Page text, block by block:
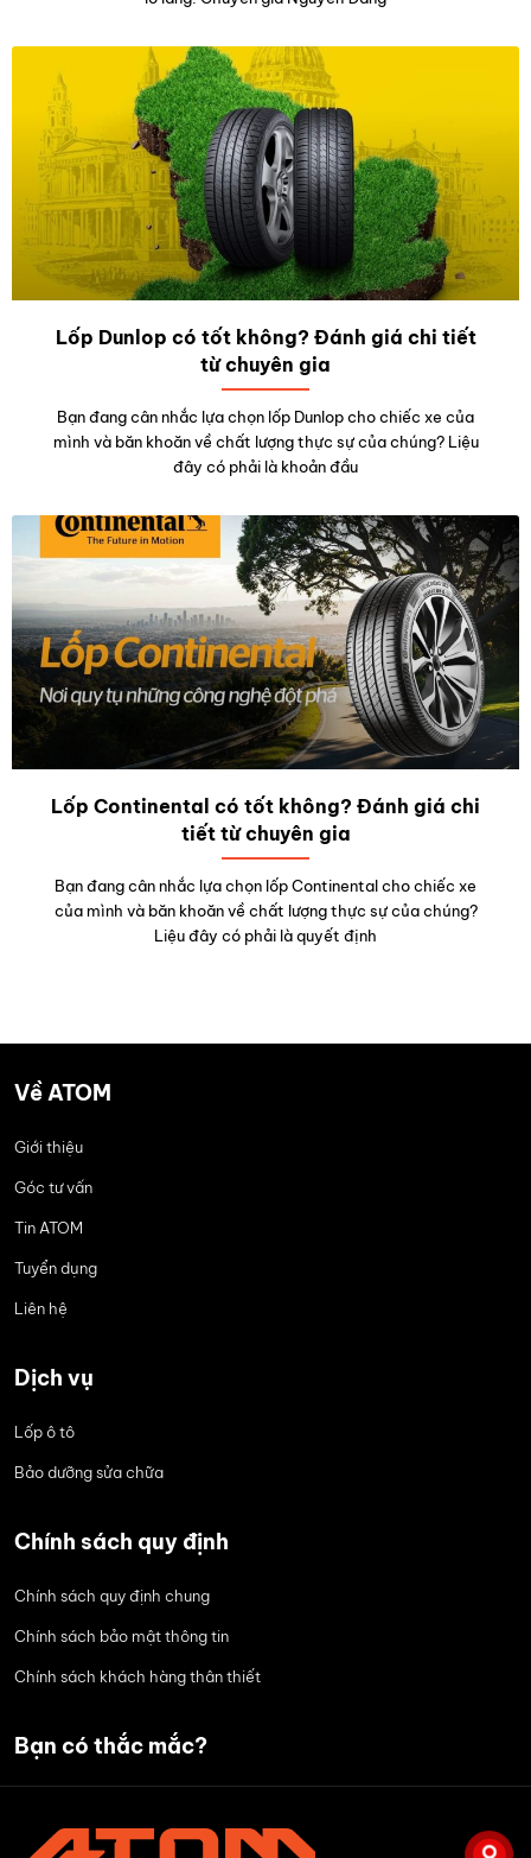
Lốp Dunlop có tốt không? Đánh giá chi tiết
từ chuyên gia
Bạn đang cân nhắc lựa chọn lốp Dunlop cho chiếc xe của
mình và băn khoăn về chất lượng thực sự của chúng? Liệu
đây có phải là khoản đầu
Lốp Continental có tốt không? Đánh giá chi
tiết từ chuyên gia
Bạn đang cân nhắc lựa chọn lốp Continental cho chiếc xe
của mình và băn khoăn về chất lượng thực sự của chúng?
Liệu đây có phải là quyết định
Về ATOM
Giới thiệu
Góc tư vấn
Tin ATOM
Tuyển dụng
Liên hệ
Dịch vụ
Lốp ô tô
Bảo dưỡng sửa chữa
Chính sách quy định
Chính sách quy định chung
Chính sách bảo mật thông tin
Chính sách khách hàng thân thiết
Bạn có thắc mắc?